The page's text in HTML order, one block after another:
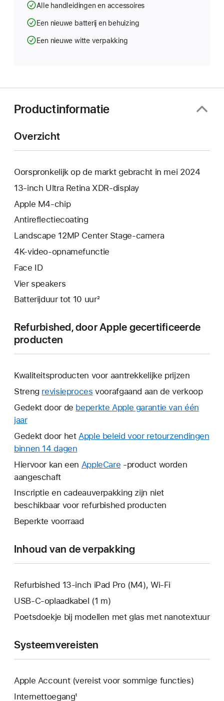
Alle handleidingen en accessoires
Een nieuwe batterij en behuizing
Een nieuwe witte verpakking
Productinformatie
Overzicht
Oorspronkelijk op de markt gebracht in mei 2024
13‑inch Ultra Retina XDR-display
Apple M4‑chip
Anti­reflectie­­­coating
Landscape 12MP Center Stage-camera
4K-video-opnamefunctie
Face ID
Vier speakers
Batterijduur tot 10 uur²
Refurbished, door Apple gecertificeerde
producten
Kwaliteitsproducten voor aantrekkelijke prijzen
Streng revisieproces voorafgaand aan de verkoop
Gedekt door de beperkte Apple garantie van één
jaarHierdoor
wordt
er
nieuw
venster
geopend.
Gedekt door het Apple beleid voor retourzendingen
binnen 14 dagen
wordt
nieuw
venster
geopend.
Hiervoor kan een AppleCare Hierdoor
er
een
-product worden
aangeschaft
Inscriptie en cadeauverpakking zijn niet
beschikbaar voor refurbished producten
Beperkte voorraad
Inhoud van de verpakking
Refurbished 13‑inch iPad Pro (M4), Wi-Fi
USB‑C-oplaadkabel (1 m)
Poetsdoekje bij modellen met glas met nanotextuur
Systeemvereisten
Apple Account (vereist voor sommige functies)
Internettoegang¹